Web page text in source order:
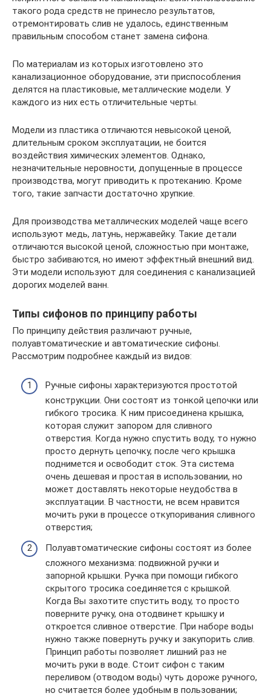
такого рода средств не принесло результатов,
отремонтировать слив не удалось, единственным
правильным способом станет замена сифона.
По материалам из которых изготовлено это
канализационное оборудование, эти приспособления
делятся на пластиковые, металлические модели. У
каждого из них есть отличительные черты.
Модели из пластика отличаются невысокой ценой,
длительным сроком эксплуатации, не боится
воздействия химических элементов. Однако,
незначительные неровности, допущенные в процессе
производства, могут приводить к протеканию. Кроме
того, такие запчасти достаточно хрупкие.
Для производства металлических моделей чаще всего
используют медь, латунь, нержавейку. Такие детали
отличаются высокой ценой, сложностью при монтаже,
быстро забиваются, но имеют эффектный внешний вид.
Эти модели используют для соединения с канализацией
дорогих моделей ванн.
Типы сифонов по принципу работы
По принципу действия различают ручные,
полуавтоматические и автоматические сифоны.
Рассмотрим подробнее каждый из видов:
Ручные сифоны характеризуются простотой
конструкции. Они состоят из тонкой цепочки или
гибкого тросика. К ним присоединена крышка,
которая служит запором для сливного
отверстия. Когда нужно спустить воду, то нужно
просто дернуть цепочку, после чего крышка
поднимется и освободит сток. Эта система
очень дешевая и простая в использовании, но
может доставлять некоторые неудобства в
эксплуатации. В частности, не всем нравится
мочить руки в процессе откупоривания сливного
отверстия;
Полуавтоматические сифоны состоят из более
сложного механизма: подвижной ручки и
запорной крышки. Ручка при помощи гибкого
скрытого тросика соединяется с крышкой.
Когда Вы захотите спустить воду, то просто
поверните ручку, она отодвинет крышку и
откроется сливное отверстие. При наборе воды
нужно также повернуть ручку и закупорить слив.
Принцип работы позволяет лишний раз не
мочить руки в воде. Стоит сифон с таким
переливом (отводом воды) чуть дороже ручного,
но считается более удобным в пользовании;